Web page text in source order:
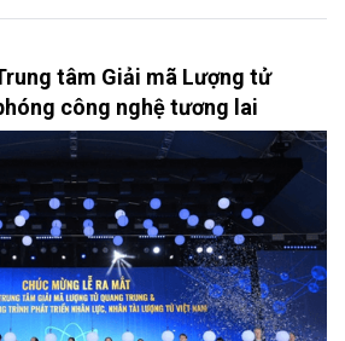
tâm Giải mã Lượng tử
công nghệ tương lai